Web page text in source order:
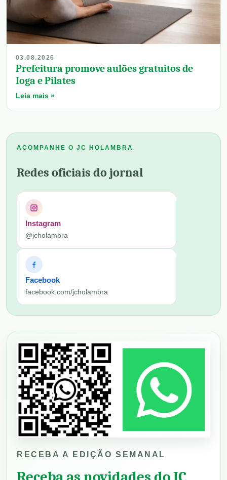
03.08.2026
Prefeitura promove aulões gratuitos de
Ioga e Pilates
Leia mais »
ACOMPANHE O JC HOLAMBRA
Redes oficiais do jornal
Instagram
@jcholambra
Facebook
facebook.com/jcholambra
RECEBA A EDIÇÃO SEMANAL
Receba as novidades do JC